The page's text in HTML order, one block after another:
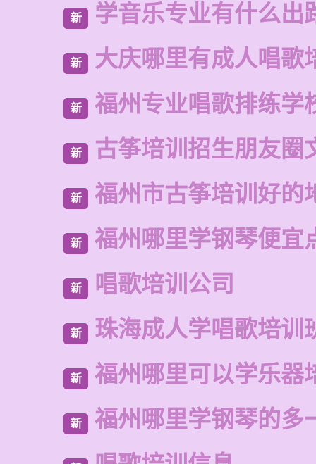
新 学音乐专业有什么出
新 大庆哪里有成人唱歌
新 福州专业唱歌排练学
新 古筝培训招生朋友圈
新 福州市古筝培训好的
新 福州哪里学钢琴便宜
新 唱歌培训公司
新 珠海成人学唱歌培训
新 福州哪里可以学乐器
新 福州哪里学钢琴的多